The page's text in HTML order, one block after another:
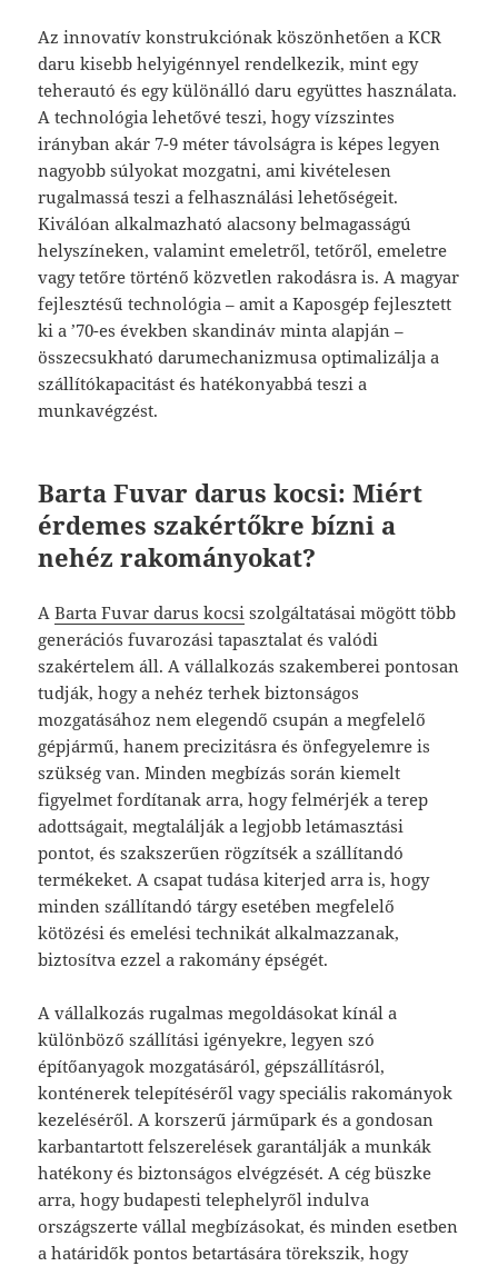
Az innovatív konstrukciónak köszönhetően a KCR
daru kisebb helyigénnyel rendelkezik, mint egy
teherautó és egy különálló daru együttes használata.
A technológia lehetővé teszi, hogy vízszintes
irányban akár 7-9 méter távolságra is képes legyen
nagyobb súlyokat mozgatni, ami kivételesen
rugalmassá teszi a felhasználási lehetőségeit.
Kiválóan alkalmazható alacsony belmagasságú
helyszíneken, valamint emeletről, tetőről, emeletre
vagy tetőre történő közvetlen rakodásra is. A magyar
fejlesztésű technológia – amit a Kaposgép fejlesztett
ki a ’70-es években skandináv minta alapján –
összecsukható darumechanizmusa optimalizálja a
szállítókapacitást és hatékonyabbá teszi a
munkavégzést.
Barta Fuvar darus kocsi: Miért
érdemes szakértőkre bízni a
nehéz rakományokat?
ABarta Fuvar darus kocsi szolgáltatásai mögött több
generációs fuvarozási tapasztalat és valódi
szakértelem áll. A vállalkozás szakemberei pontosan
tudják, hogy a nehéz terhek biztonságos
mozgatásához nem elegendő csupán a megfelelő
gépjármű, hanem precizitásra és önfegyelemre is
szükség van. Minden megbízás során kiemelt
figyelmet fordítanak arra, hogy felmérjék a terep
adottságait, megtalálják a legjobb letámasztási
pontot, és szakszerűen rögzítsék a szállítandó
termékeket. A csapat tudása kiterjed arra is, hogy
minden szállítandó tárgy esetében megfelelő
kötözési és emelési technikát alkalmazzanak,
biztosítva ezzel a rakomány épségét.
A vállalkozás rugalmas megoldásokat kínál a
különböző szállítási igényekre, legyen szó
építőanyagok mozgatásáról, gépszállításról,
konténerek telepítéséről vagy speciális rakományok
kezeléséről. A korszerű járműpark és a gondosan
karbantartott felszerelések garantálják a munkák
hatékony és biztonságos elvégzését. A cég büszke
arra, hogy budapesti telephelyről indulva
országszerte vállal megbízásokat, és minden esetben
a határidők pontos betartására törekszik, hogy